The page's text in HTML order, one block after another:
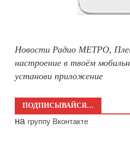
Новости Радио МЕТРО,
настроение в твоём
установи приложение
ПОДПИСЫВАЙСЯ…
на группу Вконтакте